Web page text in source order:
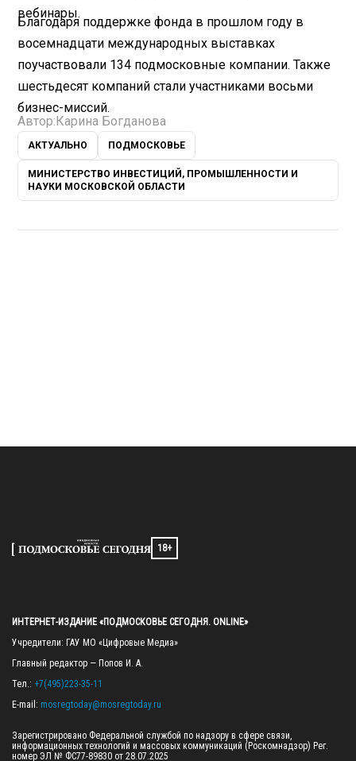
вебинары.
Благодаря поддержке фонда в прошлом году в
восемнадцати международных выставках
поучаствовали 134 подмосковные компании. Также
шестьдесят компаний стали участниками восьми
бизнес-миссий.
Автор:Карина Богданова
АКТУАЛЬНО ПОДМОСКОВЬЕ
МИНИСТЕРСТВО ИНВЕСТИЦИЙ, ПРОМЫШЛЕННОСТИ И
НАУКИ МОСКОВСКОЙ ОБЛАСТИ
18+
ИНТЕРНЕТ-ИЗДАНИЕ «ПОДМОСКОВЬЕ СЕГОДНЯ. ONLINE»
Учредители: ГАУ МО «Цифровые Медиа»
Главный редактор — Попов И. А.
Тел.: +7(495)223-35-11
E-mail: mosregtoday@mosregtoday.ru
Зарегистрировано Федеральной службой по надзору в сфере связи,
информационных технологий и массовых коммуникаций (Роскомнадзор) Рег.
номер ЭЛ № ФС77-89830 от 28.07.2025